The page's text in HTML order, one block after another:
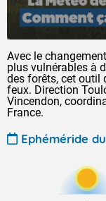
Avec le
plus vulnérables à
des forêts, cet outil
feux. Direction
Vincendon,
France.
Ephéméride